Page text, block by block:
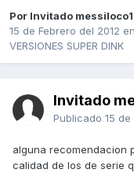
Por Invitado
15 de Febrero del 2012 en
VERSIONES SUPER DINK
Invitado
Publicado 15 de
alguna recomendacion
calidad de los de serie